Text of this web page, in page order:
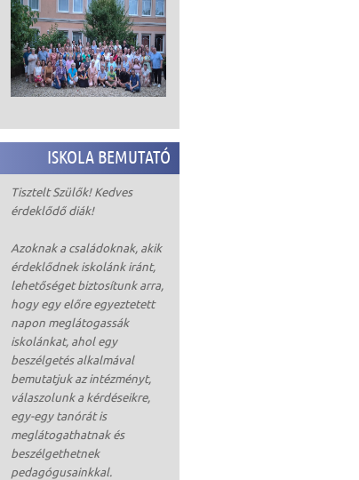
ISKOLA BEMUTATÓ
Tisztelt Szülők! Kedves
érdeklődő diák!
Azoknak a családoknak, akik
érdeklődnek iskolánk iránt,
lehetőséget biztosítunk arra,
hogy egy előre egyeztetett
napon meglátogassák
iskolánkat, ahol egy
beszélgetés alkalmával
bemutatjuk az intézményt,
válaszolunk a kérdéseikre,
egy-egy tanórát is
meglátogathatnak és
beszélgethetnek
pedagógusainkkal.